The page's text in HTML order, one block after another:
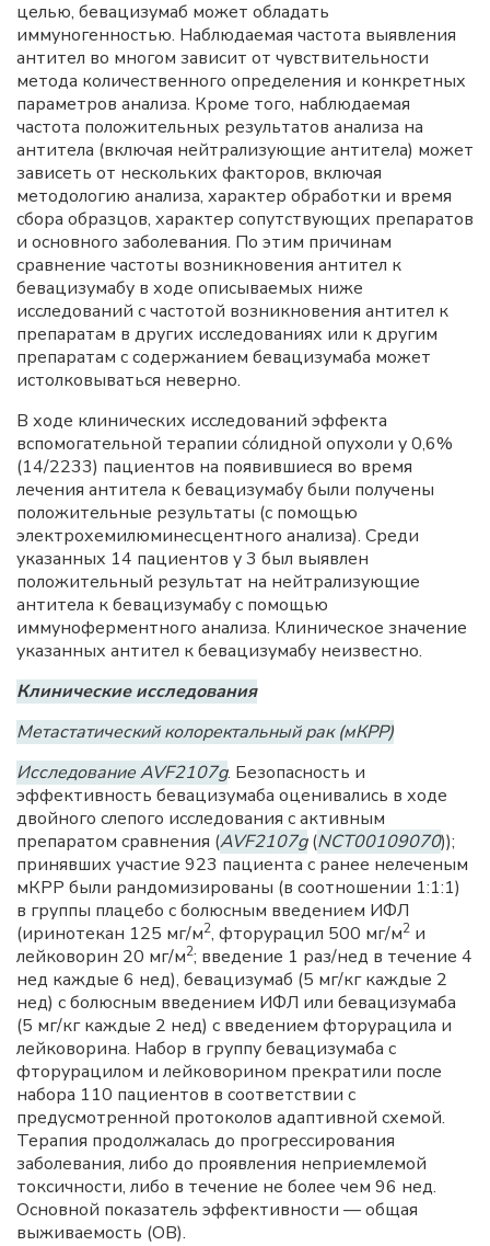
целью, бевацизумаб может обладать
иммуногенностью. Наблюдаемая частота выявления
антител во многом зависит от чувствительности
метода количественного определения и конкретных
параметров анализа. Кроме того, наблюдаемая
частота положительных результатов анализа на
антитела (включая нейтрализующие антитела) может
зависеть от нескольких факторов, включая
методологию анализа, характер обработки и время
сбора образцов, характер сопутствующих препаратов
и основного заболевания. По этим причинам
сравнение частоты возникновения антител к
бевацизумабу в ходе описываемых ниже
исследований с частотой возникновения антител к
препаратам в других исследованиях или к другим
препаратам с содержанием бевацизумаба может
истолковываться неверно.
В ходе клинических исследований эффекта
вспомогательной терапии сóлидной опухоли у 0,6%
(14/2233) пациентов на появившиеся во время
лечения антитела к бевацизумабу были получены
положительные результаты (с помощью
электрохемилюминесцентного анализа). Среди
указанных 14 пациентов у 3 был выявлен
положительный результат на нейтрализующие
антитела к бевацизумабу с помощью
иммуноферментного анализа. Клиническое значение
указанных антител к бевацизумабу неизвестно.
Клинические исследования
Метастатический колоректальный рак (мКРР)
Исследование AVF2107g. Безопасность и
эффективность бевацизумаба оценивались в ходе
двойного слепого исследования с активным
препаратом сравнения (AVF2107g(NCT00109070));
принявших участие 923 пациента с ранее нелеченым
мКРР были рандомизированы (в соотношении 1:1:1)
в группы плацебо с болюсным введением ИФЛ
(иринотекан 125 мг/м2, фторурацил 500 мг/м2 и
лейковорин 20 мг/м2; введение 1 раз/нед в течение 4
нед каждые 6 нед), бевацизумаб (5 мг/кг каждые 2
нед) с болюсным введением ИФЛ или бевацизумаба
(5 мг/кг каждые 2 нед) с введением фторурацила и
лейковорина. Набор в группу бевацизумаба с
фторурацилом и лейковорином прекратили после
набора 110 пациентов в соответствии с
предусмотренной протоколов адаптивной схемой.
Терапия продолжалась до прогрессирования
заболевания, либо до проявления неприемлемой
токсичности, либо в течение не более чем 96 нед.
Основной показатель эффективности — общая
выживаемость (ОВ).